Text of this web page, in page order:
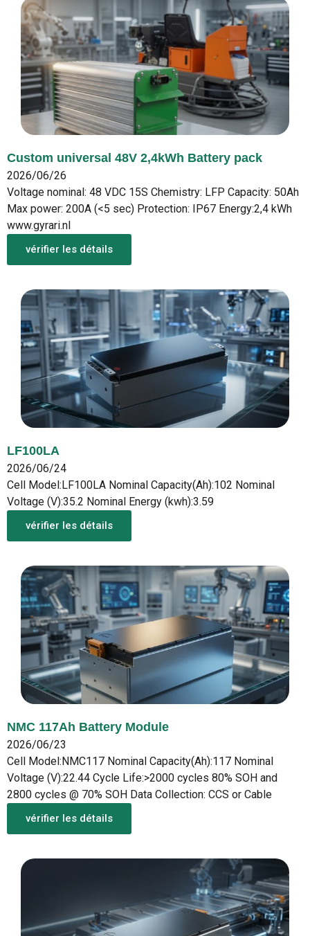
Custom universal 48V 2,4kWh Battery pack
2026/06/26
Voltage nominal: 48 VDC 15S Chemistry: LFP Capacity: 50Ah
Max power: 200A (<5 sec) Protection: IP67 Energy:2,4 kWh
www.gyrari.nl
vérifier les détails
LF100LA
2026/06/24
Cell Model:LF100LA Nominal Capacity(Ah):102 Nominal
Voltage (V):35.2 Nominal Energy (kwh):3.59
vérifier les détails
NMC 117Ah Battery Module
2026/06/23
Cell Model:NMC117 Nominal Capacity(Ah):117 Nominal
Voltage (V):22.44 Cycle Life:>2000 cycles 80% SOH and
2800 cycles @ 70% SOH Data Collection: CCS or Cable
vérifier les détails